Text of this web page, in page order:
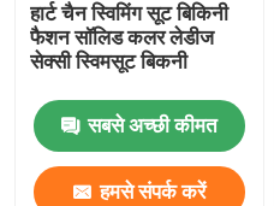
महिलाओं का वन पीस स्विमसूट
बड़े आकार की महिलाओं के
पुरुषों के लिए टू पीस स्विमसूट
हार्ट चैन स्विमिंग सूट बिकिनी
फैशन सॉलिड कलर लेडीज
सेक्सी स्विमसूट बिकनी
सबसे अच्छी कीमत
हमसे संपर्क करें